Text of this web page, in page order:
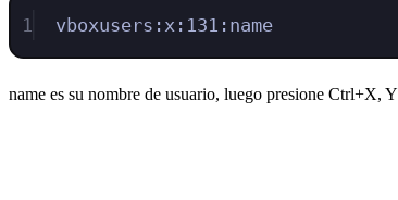
1 vboxusers:x:131:name
name es su nombre de usuario, luego presione Ctrl+X, Y